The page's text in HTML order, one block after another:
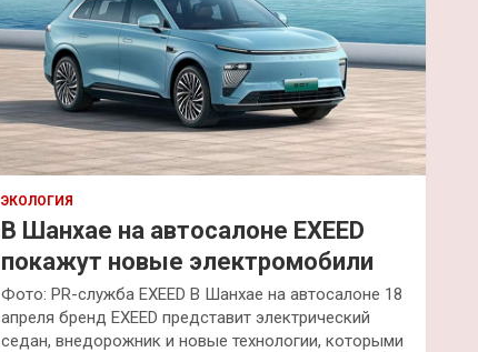
ЭКОЛОГИЯ
В Шанхае на автосалоне EXEED
покажут новые электромобили
Фото: PR-служба EXEED В Шанхае на автосалоне 18
апреля бренд EXEED представит электрический
седан, внедорожник и новые технологии, которыми